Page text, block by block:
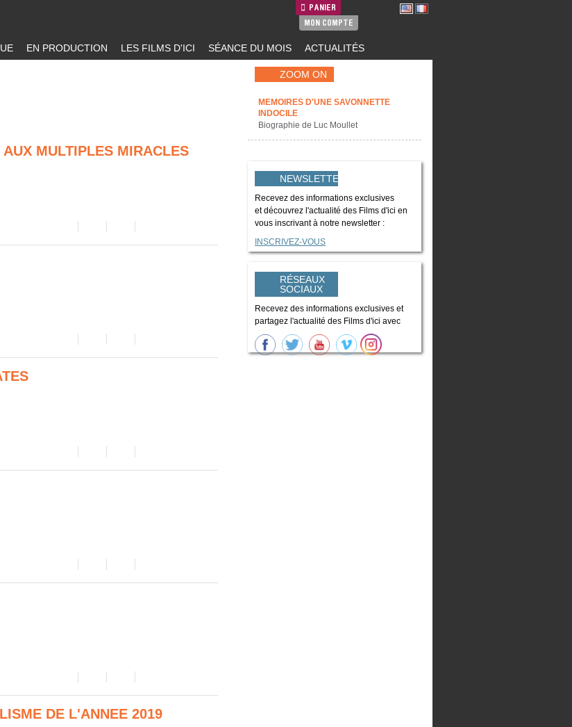
PANIER
MON COMPTE
EN PRODUCTION LES FILMS D'ICI SÉANCE DU MOIS ACTUALITÉS
MULTIPLES MIRACLES
DE L'ANNEE 2019
ZOOM ON
MEMOIRES D'UNE SAVONNETTE
INDOCILE
Biographie de Luc Moullet
NEWSLETTER
Recevez des informations exclusives
et découvrez l'actualité des Films d'ici en
vous inscrivant à notre newsletter :
INSCRIVEZ-VOUS
RÉSEAUX
SOCIAUX
Recevez des informations exclusives et
partagez l'actualité des Films d'ici avec